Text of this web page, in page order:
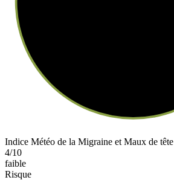
Indice Météo de la Migraine et Maux de tête
4/10
faible
Risque